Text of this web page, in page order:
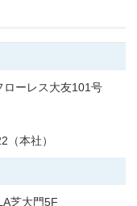
ーレス大友101号
（本社）
芝大門5F